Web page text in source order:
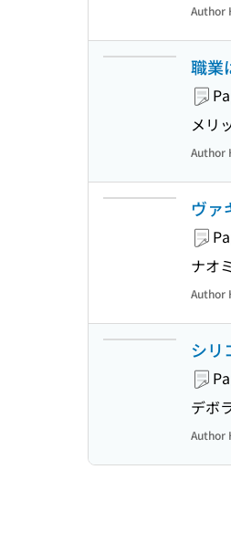
Author
職業
メリ
Author
ヴァ
ナオ
Author
シリ
デボ
Author